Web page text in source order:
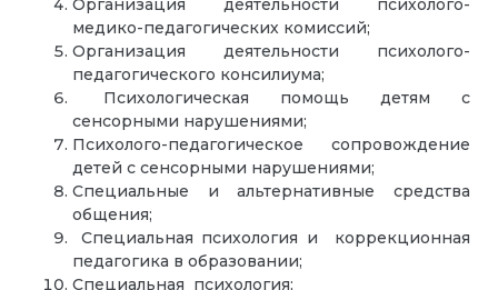
медико-педагогических комиссий;
Организация деятельности психолого-
педагогического консилиума;
Психологическая помощь детям с
сенсорными нарушениями;
Психолого-педагогическое сопровождение
детей с сенсорными нарушениями;
Специальные и альтернативные средства
общения;
Специальная психология и коррекционная
педагогика в образовании;
Специальная психология;